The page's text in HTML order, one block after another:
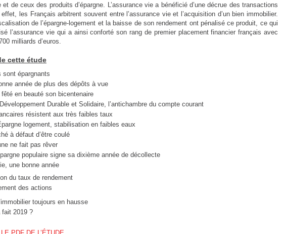
de ceux des produits d’épargne. L’assurance vie a bénéficié d’une décrue des transactions
les Français arbitrent souvent entre l’assurance vie et l’acquisition d’un bien immobilier.
de l’épargne-logement et la baisse de son rendement ont pénalisé ce produit, ce qui
l’assurance vie qui a ainsi conforté son rang de premier placement financier français avec
milliards d’euros.
cette étude
sont épargnants
année de plus des dépôts à vue
fêté en beauté son bicentenaire
Durable et Solidaire, l’antichambre du compte courant
résistent aux très faibles taux
logement, stabilisation en faibles eaux
à défaut d’être coulé
ne fait pas rêver
populaire signe sa dixième année de décollecte
une bonne année
du taux de rendement
des actions
toujours en hausse
fait 2019 ?